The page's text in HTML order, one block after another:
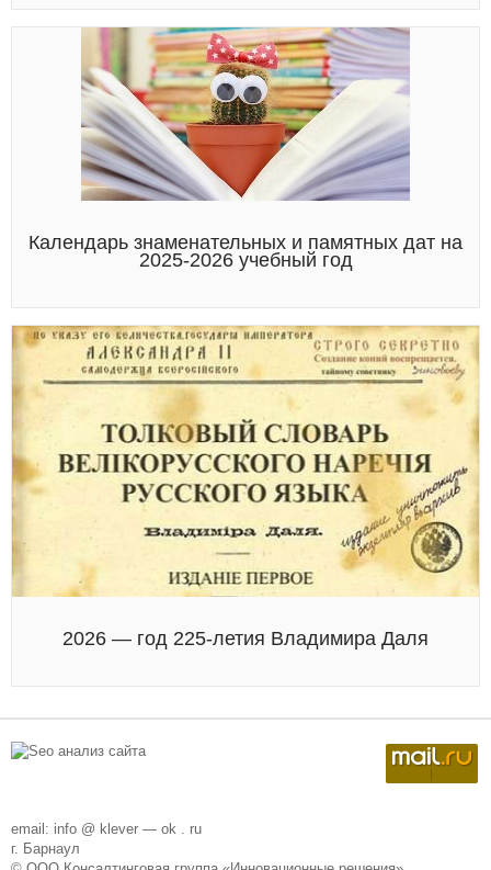
Календарь знаменательных и памятных дат на
2025-2026 учебный год
2026 — год 225-летия Владимира Даля
email: info @ klever — ok . ru
г. Барнаул